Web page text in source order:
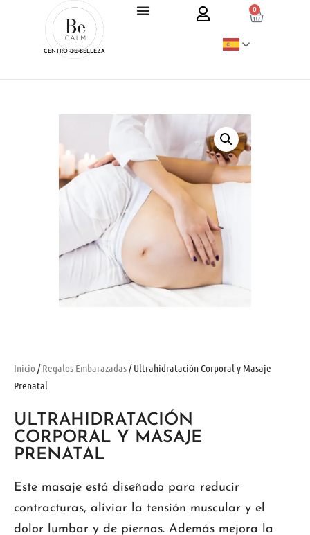
CENTRO DE BELLEZA
0
Inicio /Regalos Embarazadas/ Ultrahidratación Corporal y Masaje
Prenatal
ULTRAHIDRATACIÓN
CORPORAL Y MASAJE
PRENATAL
Este masaje está diseñado para reducir
contracturas, aliviar la tensión muscular y el
dolor lumbar y de piernas. Además mejora la